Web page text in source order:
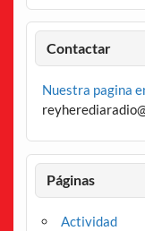
Contactar
Nuestra pagina
Páginas
Actividad